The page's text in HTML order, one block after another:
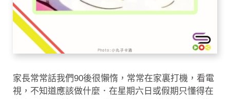
家長常常話我們90後很懶惰，常常在家裏打機，看電
視，不知道應該做什麼．在星期六日或假期只懂得在